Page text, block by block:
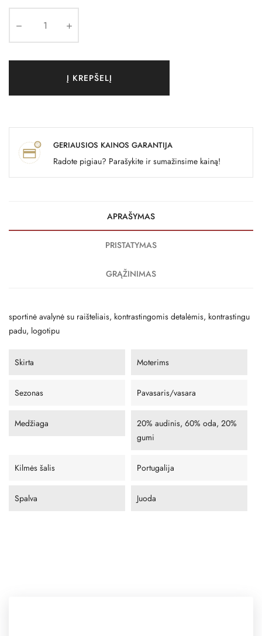
Į KREPŠELĮ
GERIAUSIOS KAINOS GARANTIJA
Radote pigiau? Parašykite ir sumažinsime kainą!
APRAŠYMAS
PRISTATYMAS
GRĄŽINIMAS
sportinė avalynė su raišteliais, kontrastingomis detalėmis, kontrastingu
padu, logotipu
Skirta Moterims
Sezonas Pavasaris/vasara
Medžiaga
20% audinis, 60% oda, 20%
gumi
Kilmės šalis Portugalija
Spalva Juoda